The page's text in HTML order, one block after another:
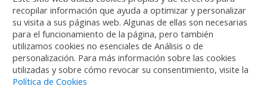
Móvil Escritorio
recopilar información que ayuda a optimizar y personalizar
su visita a sus páginas web. Algunas de ellas son necesarias
para el funcionamiento de la página, pero también
utilizamos cookies no esenciales de Análisis o de
personalización. Para más información sobre las cookies
utilizadas y sobre cómo revocar su consentimiento, visite la
Política de Cookies